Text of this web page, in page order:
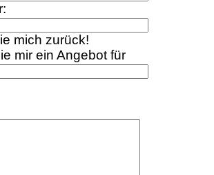
mich zurück!
mir ein Angebot für